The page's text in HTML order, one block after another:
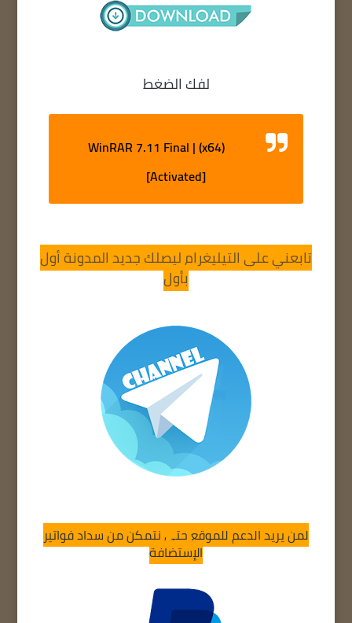
لفك الضغط
WinRAR 7.11 Final | (x64)
[Activated]
تابعني على التيليغرام ليصلك جديد المدونة أول
بأول
لمن يريد الدعم للموقع حتى نتمكن من سداد فواتير
الإستضافة